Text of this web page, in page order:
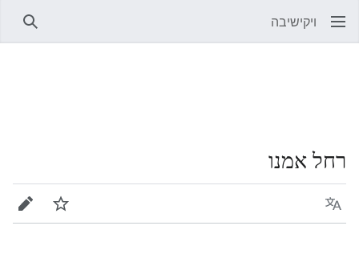
ויקישיבה
רחל אמנו
שפה מעקב